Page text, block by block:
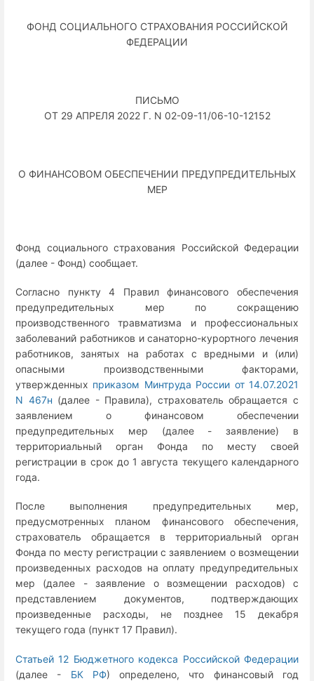
ФОНД СОЦИАЛЬНОГО СТРАХОВАНИЯ РОССИЙСКОЙ
ФЕДЕРАЦИИ
ПИСЬМО
ОТ 29 АПРЕЛЯ 2022 Г. N 02-09-11/06-10-12152
О ФИНАНСОВОМ ОБЕСПЕЧЕНИИ ПРЕДУПРЕДИТЕЛЬНЫХ
МЕР
Фонд социального страхования Российской Федерации
(далее - Фонд) сообщает.
Согласно пункту 4 Правил финансового обеспечения
предупредительных мер по сокращению
производственного травматизма и профессиональных
заболеваний работников и санаторно-курортного лечения
работников, занятых на работах с вредными и (или)
опасными производственными факторами,
утвержденных приказом Минтруда России от 14.07.2021
N 467н (далее - Правила), страхователь обращается с
заявлением о финансовом обеспечении
предупредительных мер (далее - заявление) в
территориальный орган Фонда по месту своей
регистрации в срок до 1 августа текущего календарного
года.
После выполнения предупредительных мер,
предусмотренных планом финансового обеспечения,
страхователь обращается в территориальный орган
Фонда по месту регистрации с заявлением о возмещении
произведенных расходов на оплату предупредительных
мер (далее - заявление о возмещении расходов) с
представлением документов, подтверждающих
произведенные расходы, не позднее 15 декабря
текущего года (пункт 17 Правил).
Статьей 12 Бюджетного кодекса Российской Федерации
(далее - БК РФ) определено, что финансовый год